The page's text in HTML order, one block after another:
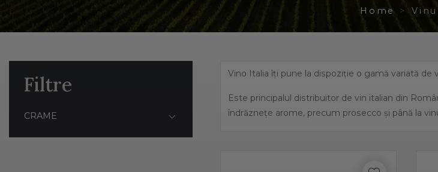
Home
Filtre
CRAME
Vino Italia îți pune la dispoziție o gamă variată de
Este principalul distribuitor de vin italian din
îndrăznețe arome, precum prosecco și până la